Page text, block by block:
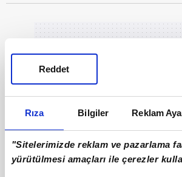
Rıza Bilgiler Reklam
"Sitelerimizde reklam ve pazarlama
yürütülmesi amaçları ile çerezler
Reddet